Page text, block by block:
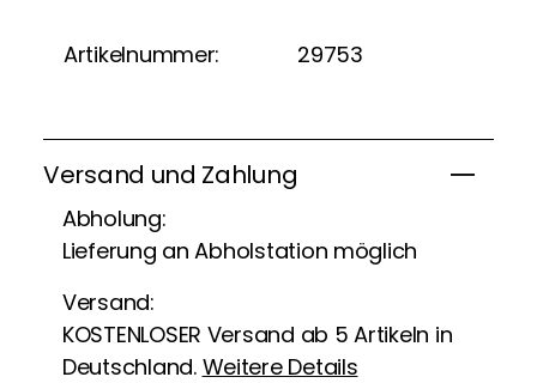
Artikelnummer: 29753
Versand und Zahlung
Abholung:
Lieferung an Abholstation möglich
Versand:
KOSTENLOSER Versand ab 5 Artikeln in
Deutschland. Weitere Details